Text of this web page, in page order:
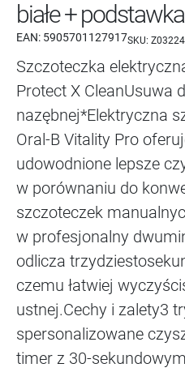
białe + podstawka
EAN: 5905701127917SKU: Z03224
Szczoteczka
Protect X CleanUsuwa
nazębnej*Elektryczna
Oral-B Vitality Pro
udowodnione lepsze
w porównaniu do
szczoteczek
w profesjonalny
odlicza
czemu łatwiej
ustnej.Cechy i zalety3
spersonalizowane
timer z 30-